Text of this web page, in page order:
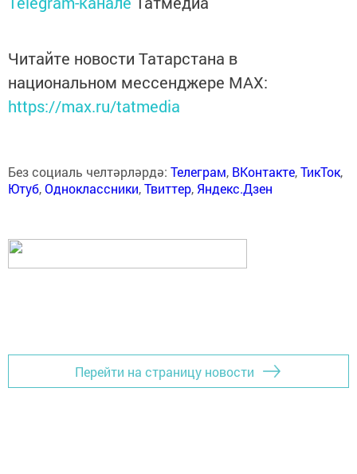
Читайте новости Татарстана в
национальном мессенджере MАХ:
https://max.ru/tatmedia
Без социаль челтәрләрдә: Телеграм, ВКонтакте,ТикТок,
Ютуб,Одноклассники,Твиттер, Яндекс.Дзен
Перейти на страницу новости